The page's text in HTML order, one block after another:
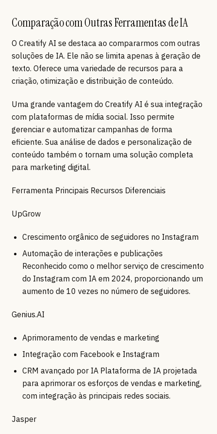
Comparação com Outras Ferramentas de IA
O Creatify AI se destaca ao compararmos com outras
soluções de IA. Ele não se limita apenas à geração de
texto. Oferece uma variedade de recursos para a
criação, otimização e distribuição de conteúdo.
Uma grande vantagem do Creatify AI é sua integração
com plataformas de mídia social. Isso permite
gerenciar e automatizar campanhas de forma
eficiente. Sua análise de dados e personalização de
conteúdo também o tornam uma solução completa
para marketing digital.
Ferramenta Principais Recursos Diferenciais
UpGrow
Crescimento orgânico de seguidores no Instagram
Automação de interações e publicações
Reconhecido como o melhor serviço de crescimento
do Instagram com IA em 2024, proporcionando um
aumento de 10 vezes no número de seguidores.
Genius.AI
Aprimoramento de vendas e marketing
Integração com Facebook e Instagram
CRM avançado por IA Plataforma de IA projetada
para aprimorar os esforços de vendas e marketing,
com integração às principais redes sociais.
Jasper